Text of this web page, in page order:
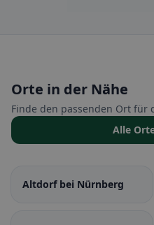
Orte in der Nähe
Finde den passenden Ort für
Alle
Altdorf bei Nürnberg